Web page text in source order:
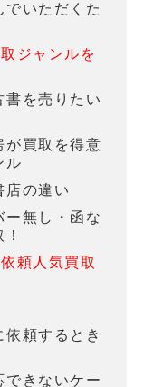
いただくた
ジャンルを
書を売りたい
が買取を得意
ル
店の違い
ー無し・函な
頼人気買取
頼するとき
できないケー